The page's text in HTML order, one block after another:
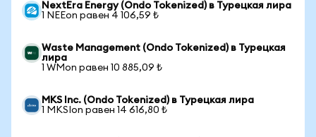
NextEra Energy (Ondo Tokenized) в Турецкая лира
1 NEEon равен 4 106,59 ₺
Waste Management (Ondo Tokenized) в Турецкая
лира
1 WMon равен 10 885,09 ₺
MKS Inc. (Ondo Tokenized) в Турецкая лира
1 MKSIon равен 14 616,80 ₺